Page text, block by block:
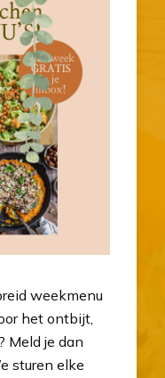
weekmenu
het ontbijt,
Meld je dan
sturen elke